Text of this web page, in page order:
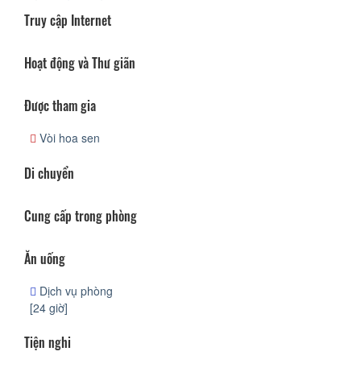
Truy cập Internet
Hoạt động và Thư giãn
Được tham gia
Vòi hoa sen
Di chuyển
Cung cấp trong phòng
Ăn uống
Dịch vụ phòng
[24 giờ]
Tiện nghi